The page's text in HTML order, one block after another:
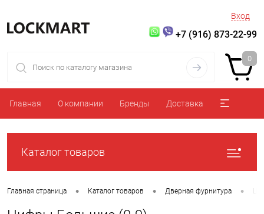
Вход
+7 (916) 873-22-99
0
Главная О компании Бренды Доставка
Каталог товаров
Главная страница • Каталог товаров • Дверная фурнитура •